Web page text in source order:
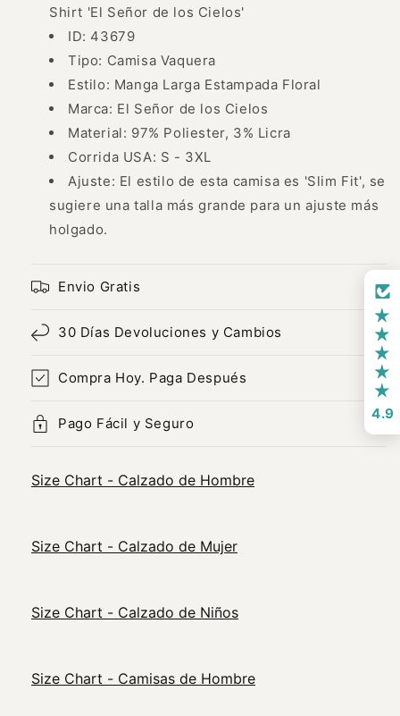
de
los
Cielos&#39;
43679
de
Cielos&#39;
-
ID:
43679
Shirt 'El Señor de los Cielos'
ID: 43679
Tipo: Camisa Vaquera
Estilo: Manga Larga Estampada Floral
Marca: El Señor de los Cielos
Material: 97% Poliester, 3% Licra
Corrida USA: S - 3XL
Ajuste: El estilo de esta camisa es 'Slim Fit', se
sugiere una talla más grande para un ajuste más
holgado.
Envio Gratis
30 Días Devoluciones y Cambios
Compra Hoy. Paga Después
Pago Fácil y Seguro
Size Chart - Calzado de Hombre
Size Chart - Calzado de Mujer
Size Chart - Calzado de Niños
Size Chart - Camisas de Hombre
4.9